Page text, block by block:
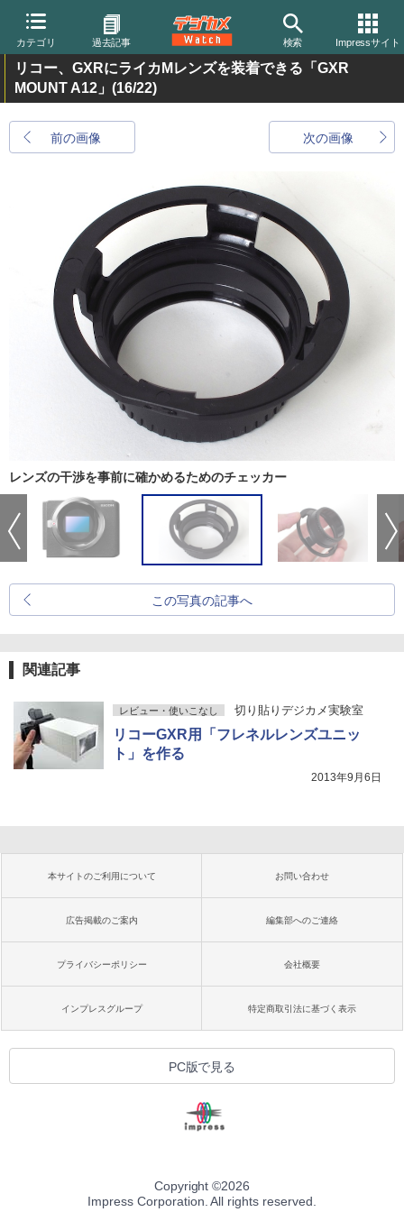
カテゴリ 過去記事 検索 Impressサイト
リコー、GXRにライカMレンズを装着できる「GXR
MOUNT A12」 (16/22)
前の画像 次の画像
レンズの干渉を事前に確かめるためのチェッカー
この写真の記事へ
関連記事
レビュー・使いこなし 切り貼りデジカメ実験室
リコーGXR用「フレネルレンズユニッ
ト」を作る
2013年9月6日
本サイトのご利用について お問い合わせ
広告掲載のご案内 編集部へのご連絡
プライバシーポリシー 会社概要
インプレスグループ 特定商取引法に基づく表示
PC版で見る
Copyright ©2026
Impress Corporation. All rights reserved.